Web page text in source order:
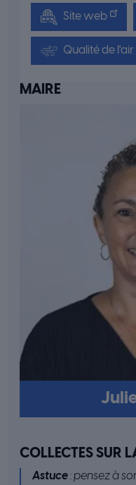
Site web
Qualité de
MAIRE
COLLECTES SUR
Astuce: pensez à